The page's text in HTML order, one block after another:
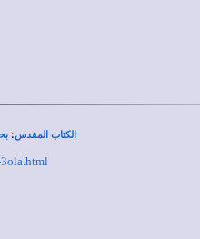
الكتاب المقدس: